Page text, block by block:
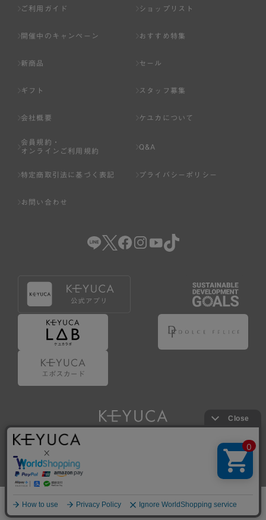
ご利用ガイド ショップリスト
開催中のキャンペーン おすすめ特集
新商品 セール
ギフト スタッフ募集
会社概要 ケユカについて
会員規約・
オンラインご利用規約
Q&A
特定商取引法に基づく表記 プライバシーポリシー
お問い合わせ
Copyright © KAWAJUN Co., Ltd. All Rights Reserved.